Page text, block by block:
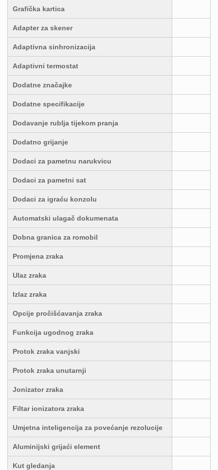
Grafička kartica
Adapter za skener
Adaptivna sinhronizacija
Adaptivni termostat
Dodatne značajke
Dodatne specifikacije
Dodavanje rublja tijekom pranja
Dodatno grijanje
Dodaci za pametnu narukvicu
Dodaci za pametni sat
Dodaci za igraću konzolu
Automatski ulagač dokumenata
Dobna granica za romobil
Promjena zraka
Ulaz zraka
Izlaz zraka
Opcije pročišćavanja zraka
Funkcija ugodnog zraka
Protok zraka vanjski
Protok zraka unutarnji
Jonizator zraka
Filtar ionizatora zraka
Umjetna inteligencija za povećanje rezolucije
Aluminijski grijaći element
Kut gledanja